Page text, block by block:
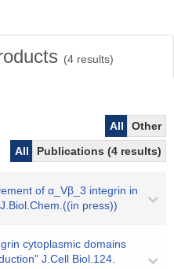
(4results)
All
Other
All
Publications (4 results)
of α_Vβ_3 integrin in
press))
cytoplasmic domains
J.Cell Biol.124.